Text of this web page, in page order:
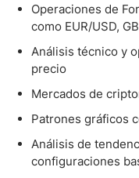
Operaciones de
como EUR/USD,
Análisis técnico y
precio
Mercados de
Patrones gráficos
Análisis de
configuraciones